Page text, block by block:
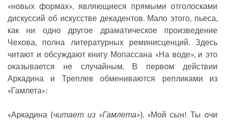
«новых формах», являющиеся прямыми отголосками
дискуссий об искусстве декадентов. Мало этого, пьеса,
как ни одно другое драматическое произведение
Чехова, полна литературных реминисценций. Здесь
читают и обсуждают книгу Мопассана «На воде», и это
оказывается не случайным. В первом действии
Аркадина и Треплев обмениваются репликами из
«Гамлета»:
«Аркадина (читает из «Гамлета»). «Мой сын! Ты очи